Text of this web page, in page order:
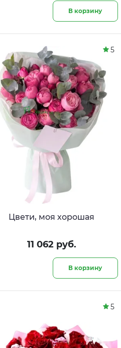
В корзину
Цвети, моя хорошая
11 062 руб.
В корзину
5
5